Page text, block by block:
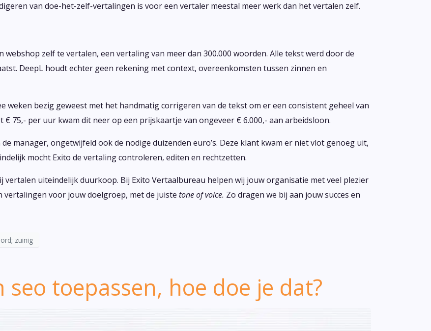
van doe-het-zelf-vertalingen is voor een vertaler meestal meer werk dan het vertalen zelf.
zelf te vertalen, een vertaling van meer dan 300.000 woorden. Alle tekst werd door de
DeepL houdt echter geen rekening met context, overeenkomsten tussen zinnen en
weken bezig geweest met het handmatig corrigeren van de tekst om er een consistent geheel van
€ 75,- per uur kwam dit neer op een prijskaartje van ongeveer € 6.000,- aan arbeidsloon.
manager, ongetwijfeld ook de nodige duizenden euro’s. Deze klant kwam er niet vlot genoeg uit,
mocht Exito de vertaling controleren, editen en rechtzetten.
vertalen uiteindelijk duurkoop. Bij Exito Vertaalbureau helpen wij jouw organisatie met veel plezier
voor jouw doelgroep, met de juiste tone of voice. Zo dragen we bij aan jouw succes en
zuinig
toepassen, hoe doe je dat?